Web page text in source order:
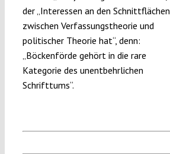
der „Interessen an den Schnittflächen
zwischen Verfassungstheorie und
politischer Theorie hat“, denn:
„Böckenförde gehört in die rare
Kategorie des unentbehrlichen
Schrifttums“.